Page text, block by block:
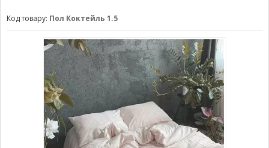
Код товару: Пол Коктейль 1.5